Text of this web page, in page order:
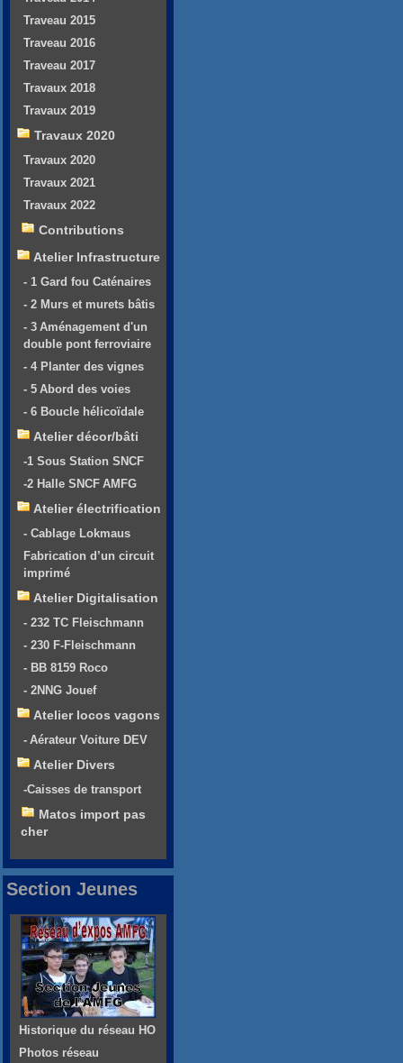
Traveau 2015
Traveau 2016
Traveau 2017
Travaux 2018
Travaux 2019
Travaux 2020
Travaux 2020
Travaux 2021
Travaux 2022
Contributions
Atelier Infrastructure
- 1 Gard fou Caténaires
- 2 Murs et murets bâtis
- 3 Aménagement d'un
double pont ferroviaire
- 4 Planter des vignes
- 5 Abord des voies
- 6 Boucle hélicoïdale
Atelier décor/bâti
-1 Sous Station SNCF
-2 Halle SNCF AMFG
Atelier électrification
- Cablage Lokmaus
Fabrication d’un circuit
imprimé
Atelier Digitalisation
- 232 TC Fleischmann
- 230 F-Fleischmann
- BB 8159 Roco
- 2NNG Jouef
Atelier locos vagons
- Aérateur Voiture DEV
Atelier Divers
-Caisses de transport
Matos import pas
cher
Section Jeunes
Historique du réseau HO
Photos réseau